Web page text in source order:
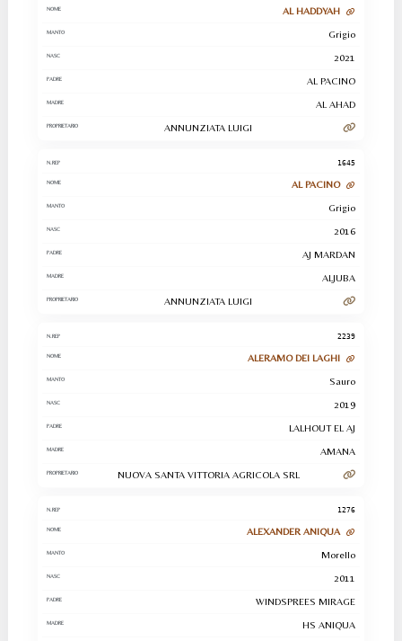
AL HADDYAH
Grigio
2021
AL PACINO
AL AHAD
ANNUNZIATA LUIGI
1645
AL PACINO
Grigio
2016
AJ MARDAN
ALJUBA
ANNUNZIATA LUIGI
2239
ALERAMO DEI LAGHI
Sauro
2019
LALHOUT EL AJ
AMANA
NUOVA SANTA VITTORIA AGRICOLA SRL
1276
ALEXANDER ANIQUA
Morello
2011
WINDSPREES MIRAGE
HS ANIQUA